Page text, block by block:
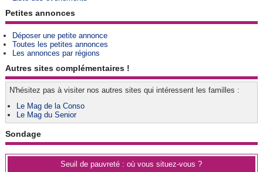
Petites annonces
Déposer une petite annonce
Toutes les petites annonces
Les annonces par régions
Autres sites complémentaires !
N'hésitez pas à visiter nos autres sites qui intéressent les familles :
Le Mag de la Conso
Le Mag du Senior
Sondage
Seuil de pauvreté : où vous situez-vous ?